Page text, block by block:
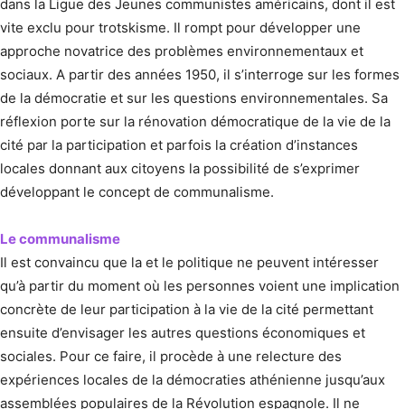
dans la Ligue des Jeunes communistes américains, dont il est
vite exclu pour trotskisme. Il rompt pour développer une
approche novatrice des problèmes environnementaux et
sociaux. A partir des années 1950, il s’interroge sur les formes
de la démocratie et sur les questions environnementales. Sa
réflexion porte sur la rénovation démocratique de la vie de la
cité par la participation et parfois la création d’instances
locales donnant aux citoyens la possibilité de s’exprimer
développant le concept de communalisme.
Le communalisme
Il est convaincu que la et le politique ne peuvent intéresser
qu’à partir du moment où les personnes voient une implication
concrète de leur participation à la vie de la cité permettant
ensuite d’envisager les autres questions économiques et
sociales. Pour ce faire, il procède à une relecture des
expériences locales de la démocraties athénienne jusqu’aux
assemblées populaires de la Révolution espagnole. Il ne